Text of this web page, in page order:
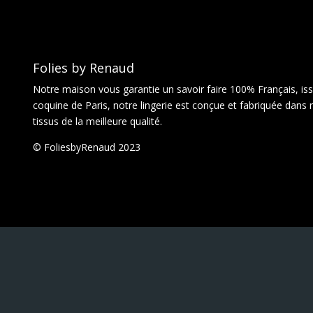
Folies by Renaud
Notre maison vous garantie un savoir faire 100% Français,
coquine de Paris, notre lingerie est conçue et fabriquée dans
tissus de la meilleure qualité.
© FoliesbyRenaud 2023